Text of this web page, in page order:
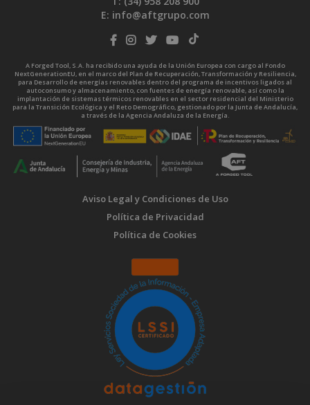
E: info@aftgrupo.com
A Forged Tool, S.A. ha recibido una ayuda de la Unión Europea con cargo al Fondo
NextGenerationEU, en el marco del Plan de Recuperación, Transformación y Resiliencia,
para Desarrollo de energías renovables dentro del programa de incentivos ligados al
autoconsumo y almacenamiento, con fuentes de energía renovable, así como la
implantación de sistemas térmicos renovables en el sector residencial del Ministerio
para la Transición Ecológica y el Reto Demográfico, gestionado por la Junta de Andalucía,
a través de la Agencia Andaluza de la Energía.
Aviso Legal y Condiciones de Uso
Política de Privacidad
Política de Cookies